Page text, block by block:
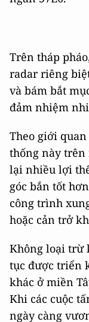
Trên tháp
radar riêng
và bám bắt
đảm nhiệm
Theo giới
thống này trên
lại nhiều lợi
góc bắn tốt
công trình
hoặc cản trở
Không loại trừ
tục được triển
khác ở miền
Khi các cuộc
ngày càng